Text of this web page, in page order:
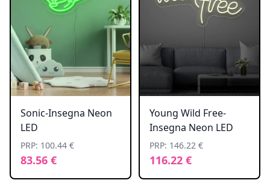
Sonic-Insegna Neon
LED
PRP: 100.44 €
83.56 €
Young Wild Free-
Insegna Neon LED
PRP: 146.22 €
116.22 €